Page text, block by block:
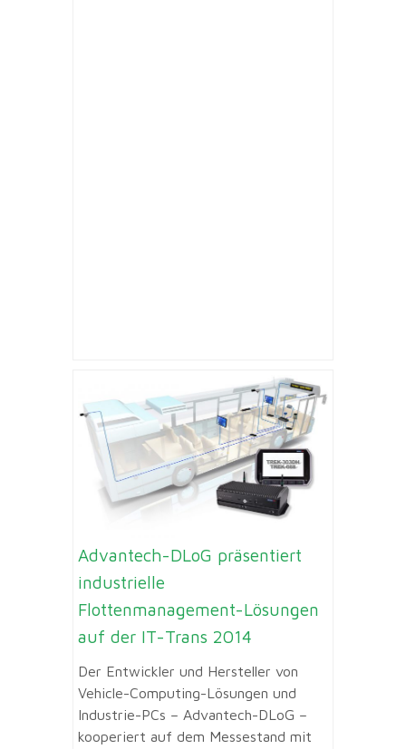
Advantech-DLoG präsentiert
industrielle
Flottenmanagement-Lösungen
auf der IT-Trans 2014
Der Entwickler und Hersteller von
Vehicle-Computing-Lösungen und
Industrie-PCs – Advantech-DLoG –
kooperiert auf dem Messestand mit